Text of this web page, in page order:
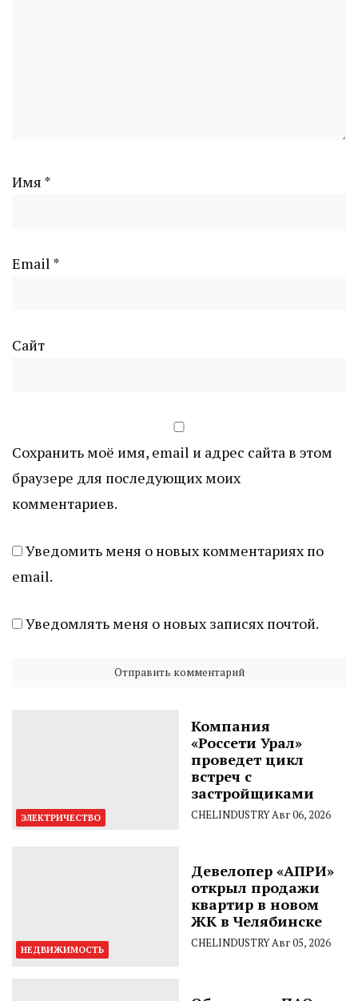
Имя *
Email *
Сайт
Сохранить моё имя, email и адрес сайта в этом
браузере для последующих моих
комментариев.
Уведомить меня о новых комментариях по
email.
Уведомлять меня о новых записях почтой.
ЭЛЕКТРИЧЕСТВО
Компания
«Россети Урал»
проведет цикл
встреч с
застройщиками
CHELINDUSTRYАвг 06, 2026
НЕДВИЖИМОСТЬ
Девелопер «АПРИ»
открыл продажи
квартир в новом
ЖК в Челябинске
CHELINDUSTRYАвг 05, 2026